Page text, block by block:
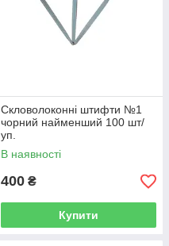
Скловолоконні штифти №1
чорний найменший 100 шт/
уп.
В наявності
400 ₴
Купити